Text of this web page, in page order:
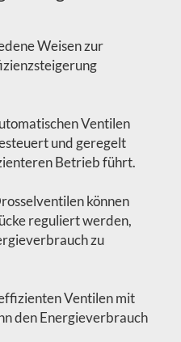
Weisen zur
Ventilen
und geregelt
Betrieb führt.
können
reguliert werden,
zu
Ventilen mit
den Energieverbrauch